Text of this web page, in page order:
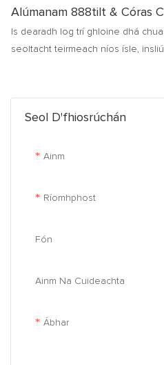
Seol D'fhiosrúchán
Ainm
Ríomhphost
Fón
Ainm Na Cuideachta
Ábhar
Alúmanam 888tilt & Córas
Aimseartha
Is dearadh log trí ghloine dhá
seoltacht teirmeach níos ísle,